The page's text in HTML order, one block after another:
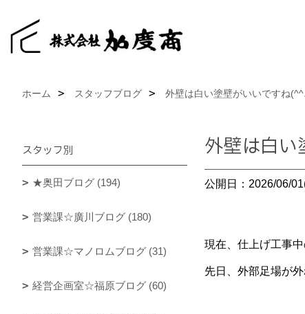
ホーム スタッフブログ 外壁は白い塗壁がいいですね
外壁は白
公開日：2026/06/
現在、仕上げ工事中
先日、外部足場が外
スタッフ別
★奥田ブログ (194)
営業課☆廣川ブログ (180)
営業課☆マノロムブログ (31)
経営企画室☆福原ブログ (60)